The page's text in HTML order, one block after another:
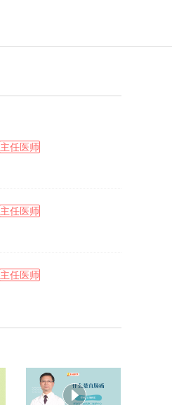
主任医师
主任医师
主任医师